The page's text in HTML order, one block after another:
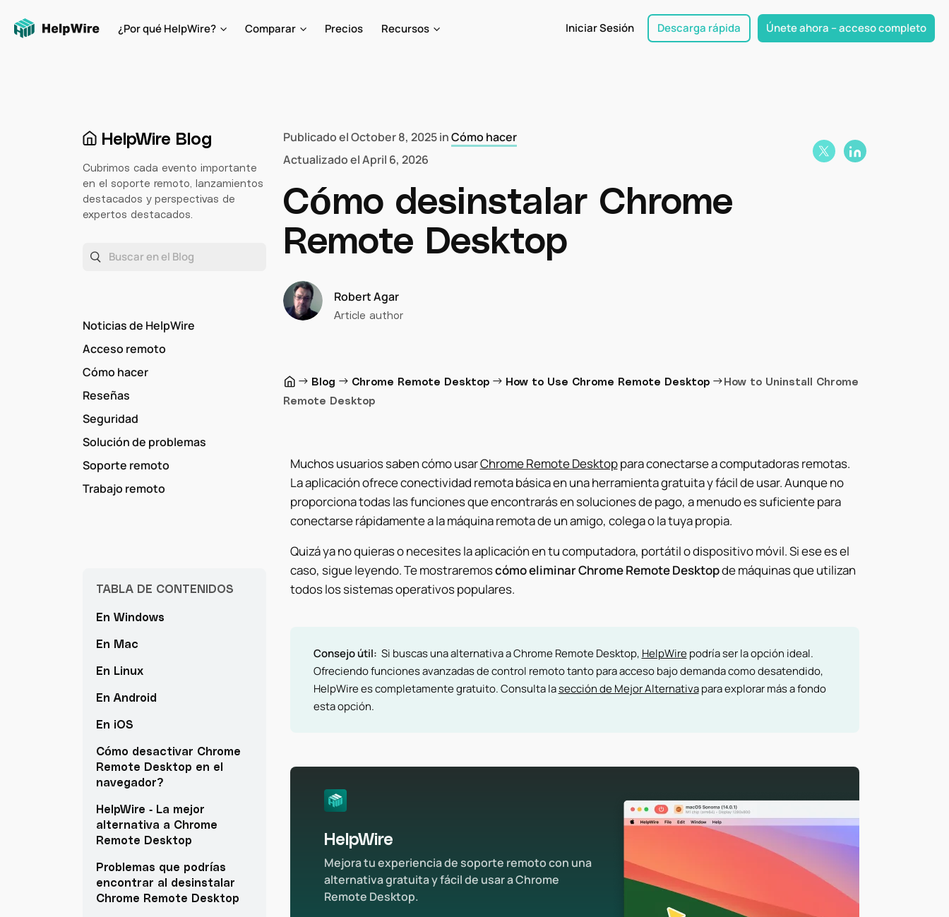
¿Por qué HelpWire? Comparar Precios Recursos Iniciar Sesión Descarga rápida Únete ahora – acceso completo
HelpWire Blog
Cubrimos cada evento importante
en el soporte remoto, lanzamientos
destacados y perspectivas de
expertos destacados.
Noticias de HelpWire
Acceso remoto
Cómo hacer
Reseñas
Seguridad
Solución de problemas
Soporte remoto
Trabajo remoto
TABLA DE CONTENIDOS
En Windows
En Mac
En Linux
En Android
En iOS
Cómo desactivar Chrome
Remote Desktop en el
navegador?
HelpWire - La mejor
alternativa a Chrome
Remote Desktop
Problemas que podrías
encontrar al desinstalar
Chrome Remote Desktop
Actualizado elApril 6, 2026
Publicado elOctober 8, 2025inCómo hacer
Cómo desinstalar Chrome
Remote Desktop
Robert Agar
Article author
→ Blog → Chrome Remote Desktop → How to Use Chrome Remote Desktop →How to Uninstall Chrome
Remote Desktop
Muchos usuarios saben cómo usarChrome Remote Desktoppara conectarse a computadoras remotas.
La aplicación ofrece conectividad remota básica en una herramienta gratuita y fácil de usar. Aunque no
proporciona todas las funciones que encontrarás en soluciones de pago, a menudo es suficiente para
conectarse rápidamente a la máquina remota de un amigo, colega o la tuya propia.
Quizá ya no quieras o necesites la aplicación en tu computadora, portátil o dispositivo móvil. Si ese es el
caso, sigue leyendo. Te mostraremoscómo eliminar Chrome Remote Desktopde máquinas que utilizan
todos los sistemas operativos populares.
Consejo útil: Si buscas una alternativa a Chrome Remote Desktop, HelpWirepodría ser la opción ideal.
Ofreciendo funciones avanzadas de control remoto tanto para acceso bajo demanda como desatendido,
HelpWire es completamente gratuito. Consulta lasección de Mejor Alternativapara explorar más a fondo
esta opción.
HelpWire
Mejora tu experiencia de soporte remoto con una
alternativa gratuita y fácil de usar a Chrome
Remote Desktop.